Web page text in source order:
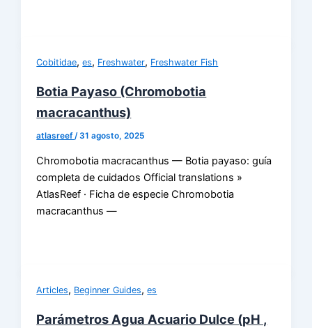
Cobitidae,es, Freshwater, Freshwater Fish
Botia Payaso (Chromobotia
macracanthus)
atlasreef/31 agosto, 2025
Chromobotia macracanthus — Botia payaso: guía
completa de cuidados Official translations »
AtlasReef · Ficha de especie Chromobotia
macracanthus —
Articles, Beginner Guides,es
Parámetros Agua Acuario Dulce (pH ,